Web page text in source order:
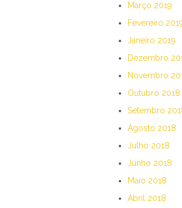
Março 2019
Fevereiro
Janeiro 2019
Dezembro
Novembro
Outubro 2018
Setembro
Agosto 2018
Julho 2018
Junho 2018
Maio 2018
Abril 2018